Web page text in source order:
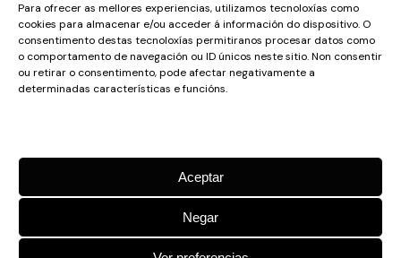
Para ofrecer as mellores experiencias, utilizamos tecnoloxías como
cookies para almacenar e/ou acceder á información do dispositivo. O
consentimento destas tecnoloxías permitiranos procesar datos como
o comportamento de navegación ou ID únicos neste sitio. Non consentir
ou retirar o consentimento, pode afectar negativamente a
determinadas características e funcións.
Aceptar
Negar
Camiño a Balneario de Sousas
32600, Verín, Ourense